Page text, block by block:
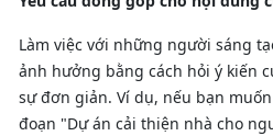
Làm việc với những người sáng
ảnh hưởng bằng cách hỏi ý kiến
sự đơn giản. Ví dụ, nếu bạn
đoạn "Dự án cải thiện nhà cho